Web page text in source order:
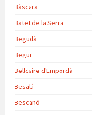
Bàscara
Batet de la Serra
Begudà
Begur
Bellcaire d'Empordà
Besalú
Bescanó